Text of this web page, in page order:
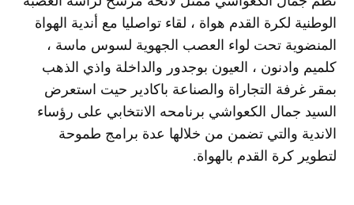
الوطنية لكرة القدم هواة ، لقاء تواصليا مع أندية الهواة
المنضوية تحت لواء العصب الجهوية لسوس ماسة ،
كلميم وادنون ، العيون بوجدور والداخلة واذي الذهب
بمقر غرفة التجاراة والصناعة باكادير حيت استعرض
السيد جمال الكعواشي برنامحه الانتخابي على رؤساء
الاندية والتي تضمن من خلالها عدة برامج طموحة
لتطوير كرة القدم بالهواة.